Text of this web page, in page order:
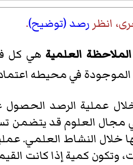
انظر رصد (توضيح).
الملاحظة العلميةهي كل
الموجودة في محيطه
عملية الرصد الحصول
مجال العلوم قد يتضمن
النشاط العلمي.
وتكون كمية إذا كانت